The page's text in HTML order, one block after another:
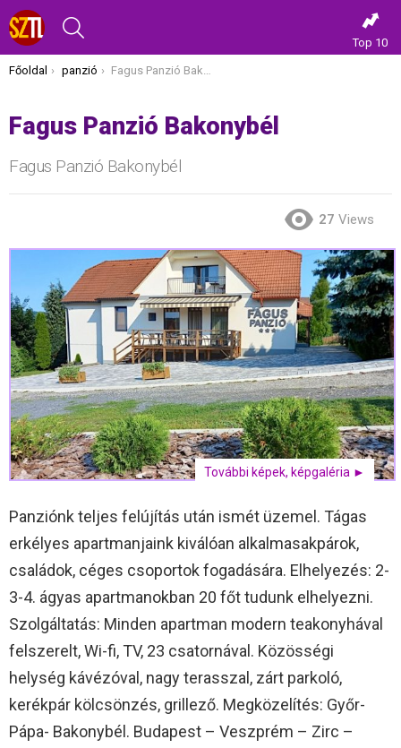
Top 10
Itt vagy most:
Főoldal panzió Fagus Panzió Bakonybél
Fagus Panzió Bakonybél
Fagus Panzió Bakonybél
27 Views
További képek, képgaléria ►
Panziónk teljes felújítás után ismét üzemel. Tágas
erkélyes apartmanjaink kiválóan alkalmasakpárok,
családok, céges csoportok fogadására. Elhelyezés: 2-
3-4. ágyas apartmanokban 20 főt tudunk elhelyezni.
Szolgáltatás: Minden apartman modern teakonyhával
felszerelt, Wi-fi, TV, 23 csatornával. Közösségi
helység kávézóval, nagy terasszal, zárt parkoló,
kerékpár kölcsönzés, grillező. Megközelítés: Győr-
Pápa- Bakonybél. Budapest – Veszprém – Zirc –